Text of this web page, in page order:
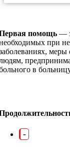
помощь —
при
в
-